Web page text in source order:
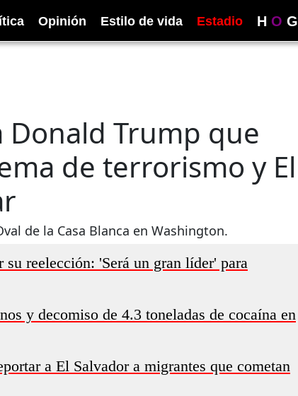
Opinión Estilo de vida Estadio H O G
Donald Trump que
de terrorismo y El
de la Casa Blanca en Washington.
reelección: 'Será un gran líder' para
y decomiso de 4.3 toneladas de cocaína en
a El Salvador a migrantes que cometan